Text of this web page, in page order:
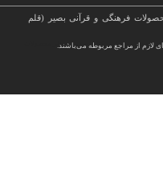
فرهنگی و قرآنی بصیر (قلم
لازم از مراجع مربوطه می‌باشند.
کتب نفیس و معطر , کتاب چرمی و سایر محصولات